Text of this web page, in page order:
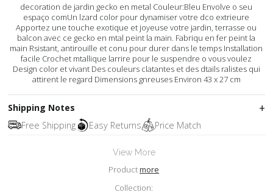
decoration de jardin gecko en metal Couleur:Bleu Envolve o seu
espaço comUn lzard color pour dynamiser votre dco extrieure
Apportez une touche exotique et joyeuse votre jardin, terrasse ou
balcon avec ce gecko en mtal peint la main. Fabriqu en fer peint la
main Rsistant, antirouille et conu pour durer dans le temps Installation
facile Crochet mtallique larrire pour le suspendre o vous voulez
Design color et vivant Des couleurs clatantes et des dtails ralistes qui
attirent le regard Dimensions gnreuses Environ 43 x 27 cm
Shipping Notes
Free Shipping
Easy Returns Price Match
View More
Productmore
Collection: